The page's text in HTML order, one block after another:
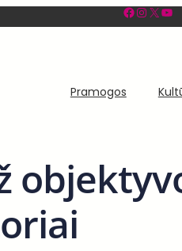
Facebook InstagramX YouTube
Pramogos